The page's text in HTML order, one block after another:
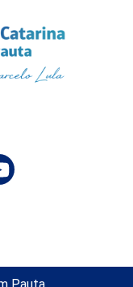
Pauta.